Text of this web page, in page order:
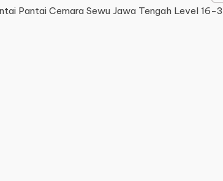
Pantai Cemara Sewu Jawa Tengah Level 16-